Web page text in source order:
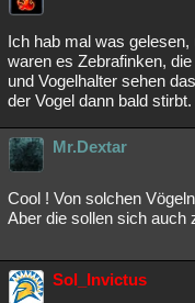
Ich hab mal was
waren es Zebrafinken,
und Vogelhalter sehen
der Vogel dann bald stirbt.
Mr.Dextar
Cool ! Von solchen
Aber die sollen sich auch
Sol_Invictus